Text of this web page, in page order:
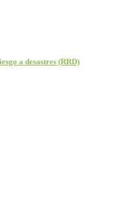
a desastres (RRD)